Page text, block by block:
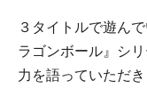
３タイトルで遊ん
ラゴンボール』シ
力を語っていただ